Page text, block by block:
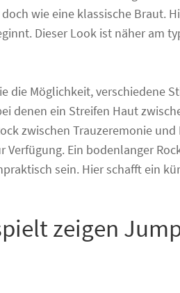
wie eine klassische Braut.
Dieser Look ist näher am
die Möglichkeit, verschiedene
denen ein Streifen Haut
zwischen Trauzeremonie
Ein bodenlanger
sein. Hier schafft ein
zeigen